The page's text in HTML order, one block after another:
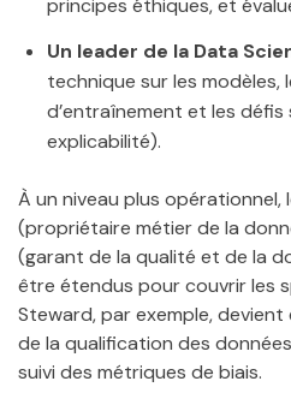
principes éthiques, et
Un leader de la Data
technique sur les modèles,
d’entraînement et les défis
explicabilité).
À un niveau plus opérationnel,
(propriétaire métier de la
(garant de la qualité et de la
être étendus pour couvrir les
Steward, par exemple,
de la qualification des
suivi des métriques de biais.